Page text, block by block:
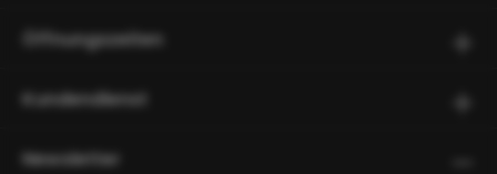
Öffnungszeiten
Kundendienst
Newsletter